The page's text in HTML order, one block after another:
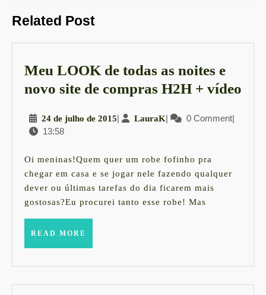
post:
Related Post
Meu LOOK de todas as noites e
novo site de compras H2H + vídeo
24 de julho de 201524
de
2015
| LauraKLauraK
| 0 Comment|
13:58
Oi meninas!Quem quer um robe fofinho pra
chegar em casa e se jogar nele fazendo qualquer
dever ou últimas tarefas do dia ficarem mais
gostosas?Eu procurei tanto esse robe! Mas
READ MORE